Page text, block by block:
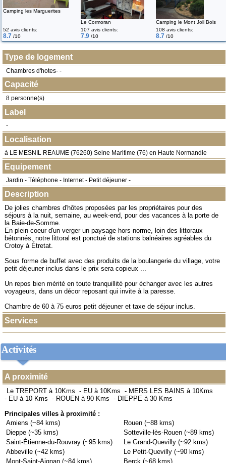
Camping les Marguerites
Le Cormoran
Camping le Mont Joli Bois
52 avis clients:
8.7 /10
107 avis clients:
7.9 /10
108 avis clients:
8.7 /10
Type de logement
Chambres d'hotes- -
Capacité
8 personne(s)
Label
-
Localisation
à LE MESNIL REAUME (76260) Seine Maritime (76) en Haute Normandie
Equipement
Jardin - Téléphone - Internet - Petit déjeuner -
Description
De jolies chambres d'hôtes proposées par les propriétaires pour des
séjours à la nuit, semaine, au week-end, pour des vacances à la porte de
la Baie-de-Somme.
En plein coeur d'un verger un paysage hors-norme, loin des littoraux
bétonnés, notre littoral est ponctué de stations balnéaires agréables du
Crotoy à Étretat.
Sous forme de buffet avec des produits de la boulangerie du village, votre
petit déjeuner inclus dans le prix sera copieux ...
Un repos bien mérité en toute tranquillité pour échanger avec les autres
voyageurs, dans un décor reposant qui invite à la paresse.
Chambre de 60 à 75 euros petit déjeuner et taxe de séjour inclus.
Services
Activités
A proximité
Le TREPORT à 10Kms - EU à 10Kms - MERS LES BAINS à 10Kms
- EU à 10 Kms - ROUEN à 90 Kms - DIEPPE à 30 Kms
Principales villes à proximité :
Amiens (~84 kms)
Rouen (~88 kms)
Dieppe (~35 kms)
Sotteville-lès-Rouen (~89 kms)
Saint-Étienne-du-Rouvray (~95 kms)
Le Grand-Quevilly (~92 kms)
Abbeville (~42 kms)
Le Petit-Quevilly (~90 kms)
Mont-Saint-Aignan (~84 kms)
Berck (~68 kms)